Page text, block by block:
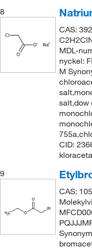
8
CAS:
MDL-
nyckel:
M
salt,dow
CID:
9
CAS: